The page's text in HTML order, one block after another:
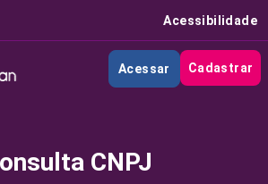
Acessibilidade
Acessar Cadastrar
CNPJ